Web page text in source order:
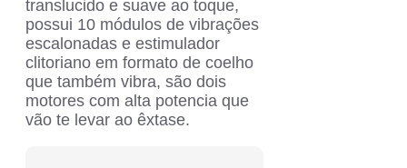
translucido e suave ao toque,
possui 10 módulos de vibrações
escalonadas e estimulador
clitoriano em formato de coelho
que também vibra, são dois
motores com alta potencia que
vão te levar ao êxtase.